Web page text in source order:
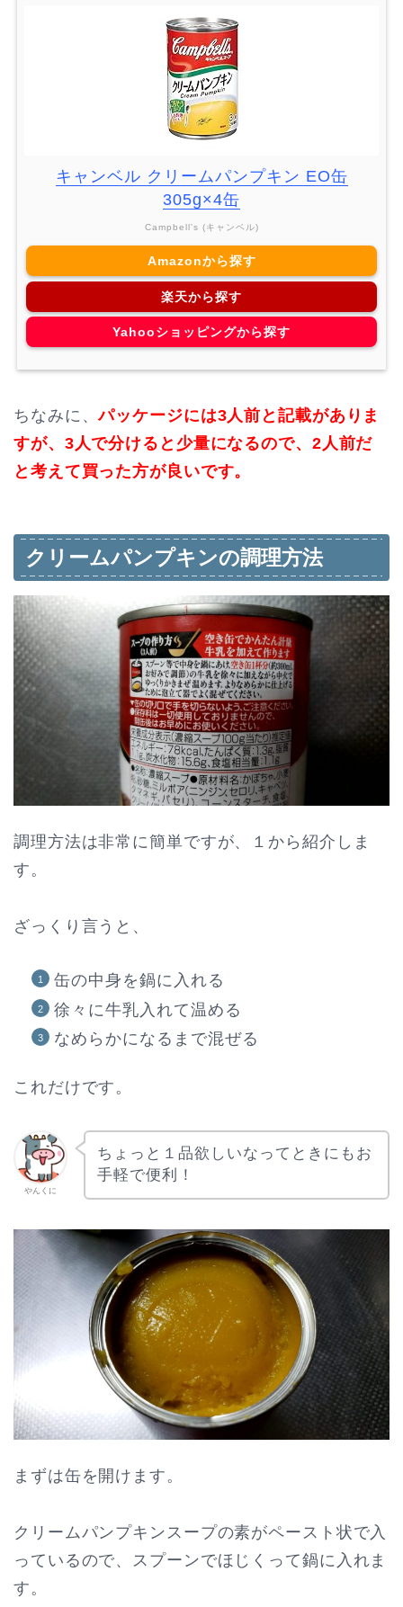
キャンベル クリームパンプキン EO缶
305g×4缶
Campbell's (キャンベル)
Amazonから探す
楽天から探す
Yahooショッピングから探す
ちなみに、パッケージには3人前と記載がありま
すが、3人で分けると少量になるので、2人前だ
と考えて買った方が良いです。
クリームパンプキンの調理方法
調理方法は非常に簡単ですが、１から紹介しま
す。
ざっくり言うと、
缶の中身を鍋に入れる
徐々に牛乳入れて温める
なめらかになるまで混ぜる
これだけです。
やんくに
ちょっと１品欲しいなってときにもお
手軽で便利！
まずは缶を開けます。
クリームパンプキンスープの素がペースト状で入
っているので、スプーンでほじくって鍋に入れま
す。